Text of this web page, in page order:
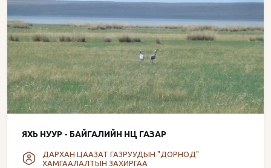
ЯХЬ НУУР - БАЙГАЛИЙН НӨӨЦ ГАЗАР
ДАРХАН ЦААЗАТ ГАЗРУУДЫН "ДОРНОД"
ХАМГААЛАЛТЫН ЗАХИРГАА